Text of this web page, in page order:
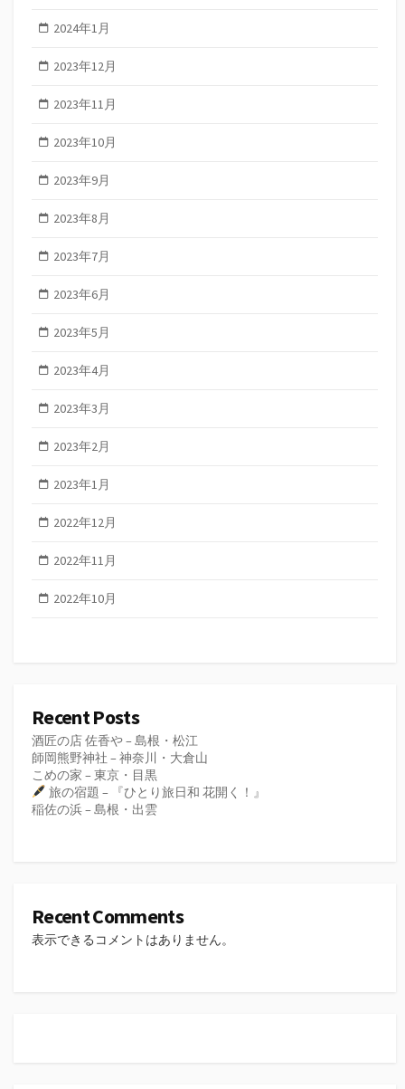
2024年1月
2023年12月
2023年11月
2023年10月
2023年9月
2023年8月
2023年7月
2023年6月
2023年5月
2023年4月
2023年3月
2023年2月
2023年1月
2022年12月
2022年11月
2022年10月
Recent Posts
酒匠の店 佐香や – 島根・松江
師岡熊野神社 – 神奈川・大倉山
こめの家 – 東京・目黒
旅の宿題 – 『ひとり旅日和 花開く！』
稲佐の浜 – 島根・出雲
Recent Comments
表示できるコメントはありません。